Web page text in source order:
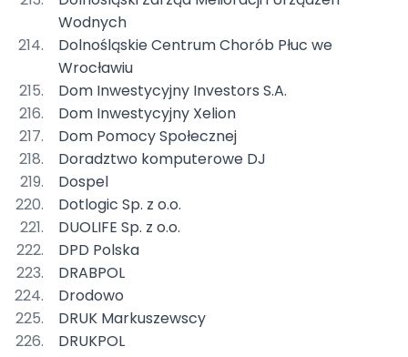
Wodnych
Dolnośląskie Centrum Chorób Płuc we
Wrocławiu
Dom Inwestycyjny Investors S.A.
Dom Inwestycyjny Xelion
Dom Pomocy Społecznej
Doradztwo komputerowe DJ
Dospel
Dotlogic Sp. z o.o.
DUOLIFE Sp. z o.o.
DPD Polska
DRABPOL
Drodowo
DRUK Markuszewscy
DRUKPOL